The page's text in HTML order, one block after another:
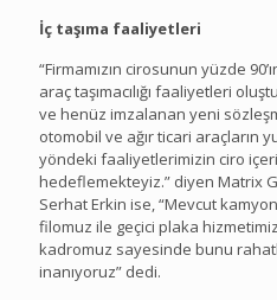
İç taşıma faaliyetleri
“Firmamızın cirosunun yüzde
araç taşımacılığı faaliyetleri
ve henüz imzalanan yeni
otomobil ve ağır ticari araçların
yöndeki faaliyetlerimizin ciro
hedeflemekteyiz.” diyen Matrix
Serhat Erkin ise, “Mevcut kamyon
filomuz ile geçici plaka
kadromuz sayesinde bunu
inanıyoruz” dedi.